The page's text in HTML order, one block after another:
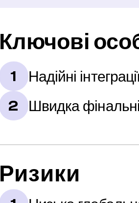
Ключові
1 Надійні
2 Швидка
Ризики